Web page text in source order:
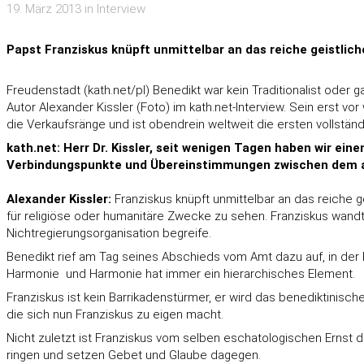
19. März 2013 in Interview
Papst Franziskus knüpft unmittelbar an das reiche
Freudenstadt (kath.net/pl) Benedikt war kein Traditionalist oder
Autor Alexander Kissler (Foto) im kath.net-Interview. Sein erst
die Verkaufsränge und ist obendrein weltweit die ersten
kath.net: Herr Dr. Kissler, seit wenigen Tagen haben wir
Verbindungspunkte und Übereinstimmungen zwischen dem
Alexander Kissler: Franziskus knüpft unmittelbar an das reiche
für religiöse oder humanitäre Zwecke zu sehen. Franziskus
Nichtregierungsorganisation begreife.
Benedikt rief am Tag seines Abschieds vom Amt dazu auf, in der
Harmonie  und Harmonie hat immer ein hierarchisches Element.
Franziskus ist kein Barrikadenstürmer, er wird das
die sich nun Franziskus zu eigen macht.
Nicht zuletzt ist Franziskus vom selben eschatologischen Ernst
ringen und setzen Gebet und Glaube dagegen.